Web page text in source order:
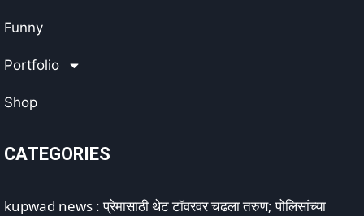
Funny
Portfolio
Shop
CATEGORIES
kupwad news : प्रेमासाठी थेट टॉवरवर चढला तरुण; पोलिसांच्या